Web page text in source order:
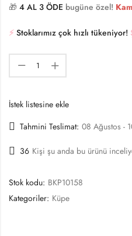
🎁 4 AL 3 ÖDE bugüne özel!
⚡️ Stoklarımız çok hızlı tükeniyor!
İstek listesine ekle
Tahmini Teslimat: 08 Ağustos -
36 Kişi şu anda bu ürünü
Stok kodu: BKP10158
Kategoriler: Küpe